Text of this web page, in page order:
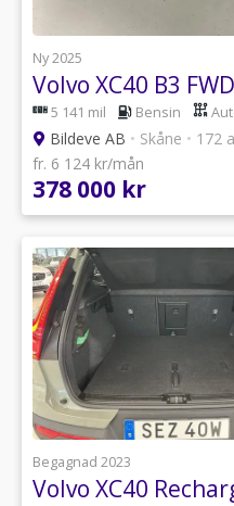
Ny 2025
Volvo XC40 B3
5 141 mil Bensin
Bildeve AB • Skåne • 172
fr. 6 124 kr/mån
378 000 kr
Begagnad 2023
Volvo XC40